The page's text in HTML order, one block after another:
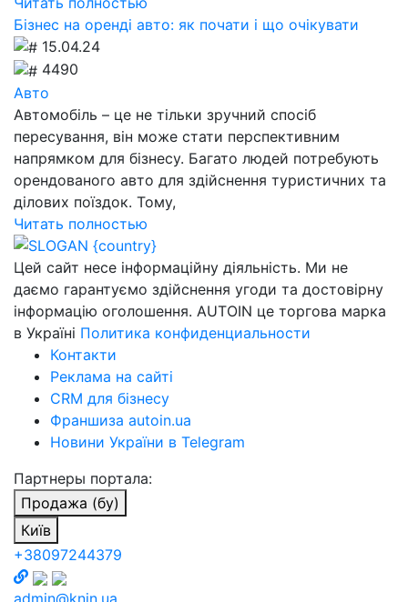
Бізнес на оренді авто: як почати і що очікувати
15.04.24
4490
Авто
Автомобіль – це не тільки зручний спосіб
пересування, він може стати перспективним
напрямком для бізнесу. Багато людей потребують
орендованого авто для здійснення туристичних та
ділових поїздок. Тому,
Читать полностью
Цей сайт несе інформаційну діяльність. Ми не
даємо гарантуємо здійснення угоди та достовірну
інформацію оголошення. AUTOIN це торгова марка
в Україні Политика конфиденциальности
Контакти
Реклама на сайті
CRM для бізнесу
Франшиза autoin.ua
Новини України в Telegram
Партнеры портала:
Продажа (бу)
Київ
+38097244379